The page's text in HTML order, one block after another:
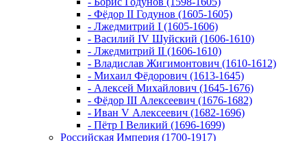
- Фёдор II Годунов (1605-1605)
- Лжедмитрий I (1605-1606)
- Василий IV Шуйский (1606-1610)
- Лжедмитрий II (1606-1610)
- Владислав Жигимонтович (1610-1612)
- Михаил Фёдорович (1613-1645)
- Алексей Михайлович (1645-1676)
- Фёдор III Алексеевич (1676-1682)
- Иван V Алексеевич (1682-1696)
- Пётр I Великий (1696-1699)
Российская Империя (1700-1917)